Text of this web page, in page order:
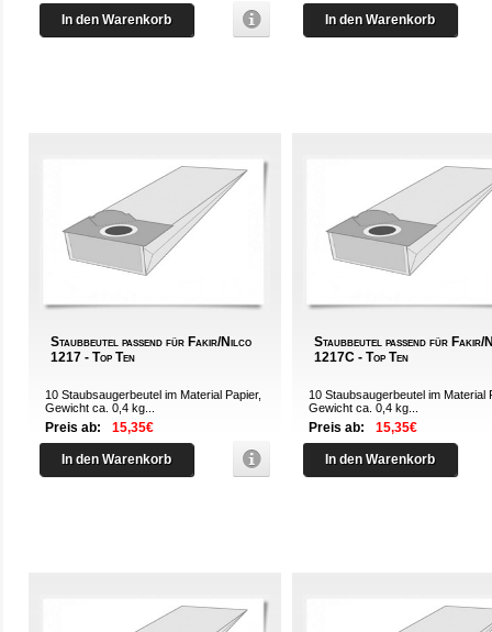
In den Warenkorb In den Warenkorb
Staubbeutel passend für Fakir/Nilco
1217 - Top Ten
10 Staubsaugerbeutel im Material Papier,
Gewicht ca. 0,4 kg...
Preis ab: 15,35€
In den Warenkorb
Staubbeutel passend für Fakir/
1217C - Top Ten
10 Staubsaugerbeutel im Material
Gewicht ca. 0,4 kg...
Preis ab: 15,35€
In den Warenkorb